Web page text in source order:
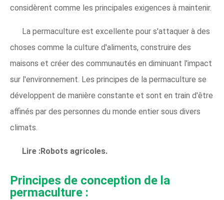
considèrent comme les principales exigences à maintenir.
La permaculture est excellente pour s'attaquer à des
choses comme la culture d'aliments, construire des
maisons et créer des communautés en diminuant l'impact
sur l'environnement. Les principes de la permaculture se
développent de manière constante et sont en train d'être
affinés par des personnes du monde entier sous divers
climats.
Lire :Robots agricoles.
Principes de conception de la
permaculture :